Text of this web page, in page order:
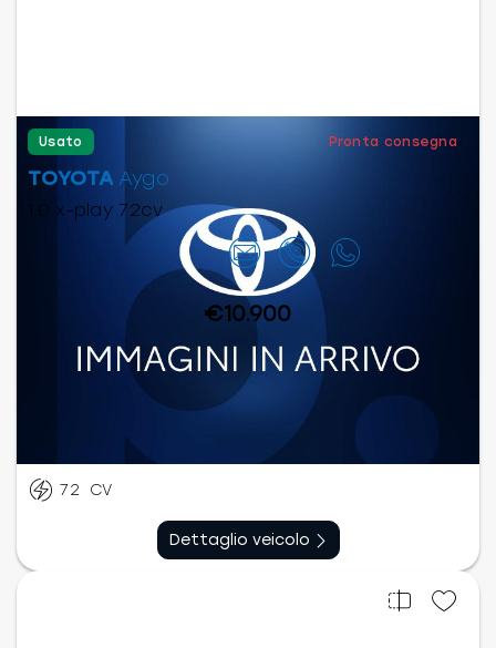
Usato Pronta consegna
TOYOTA Aygo
1.0 x-play 72cv
Contattaci
€10.900
Manuale
km
72 CV
Dettaglio veicolo